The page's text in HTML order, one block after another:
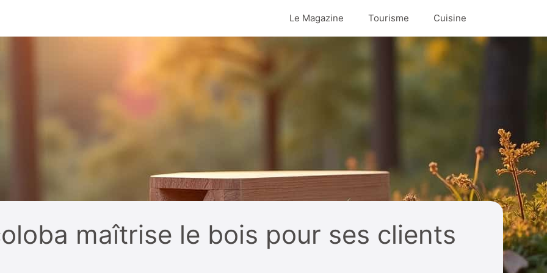
Le Magazine Tourisme Cuisine
maîtrise le bois pour ses clients